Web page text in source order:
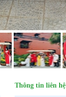
Thông tin liên hệ